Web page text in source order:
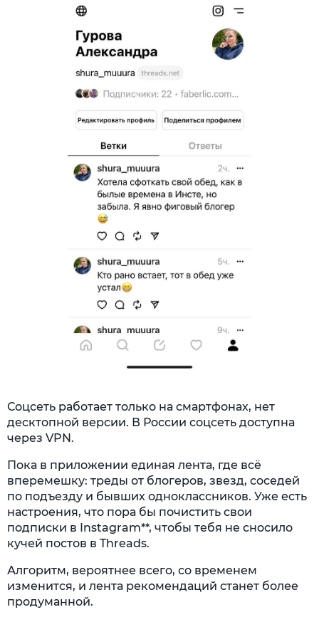
Соцсеть работает только на смартфонах, нет
десктопной версии. В России соцсеть доступна
через VPN.
Пока в приложении единая лента, где всё
вперемешку: треды от блогеров, звезд, соседей
по подъезду и бывших одноклассников. Уже есть
настроения, что пора бы почистить свои
подписки в Instagram**, чтобы тебя не сносило
кучей постов в Threads.
Алгоритм, вероятнее всего, со временем
изменится, и лента рекомендаций станет более
продуманной.